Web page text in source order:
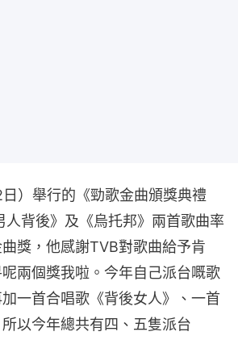
）舉行的《勁歌金曲頒獎典禮
人背後》及《烏托邦》兩首歌曲率
獎，他感謝TVB對歌曲給予肯
兩個獎我啦。今年自己派台嘅歌
一首合唱歌《背後女人》、一首
以今年總共有四、五隻派台